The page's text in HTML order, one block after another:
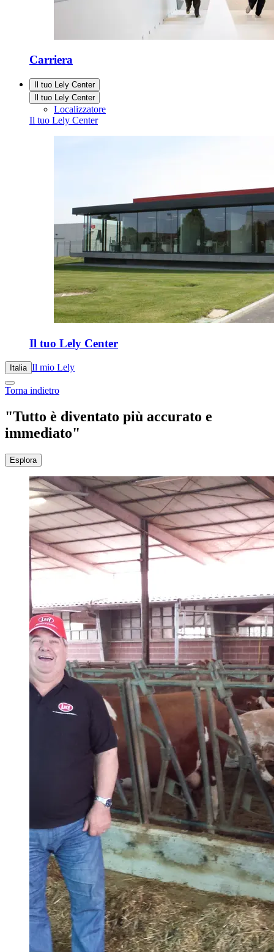
Carriera
Il tuo Lely Center
Il tuo Lely Center
Localizzatore
Il tuo Lely Center
Il tuo Lely Center
Italia Il mio Lely
Torna indietro
"Tutto è diventato più accurato e
immediato"
Esplora